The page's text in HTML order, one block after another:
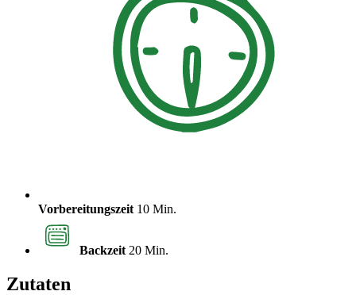
Vorbereitungszeit 10 Min.
Backzeit 20 Min.
Zutaten